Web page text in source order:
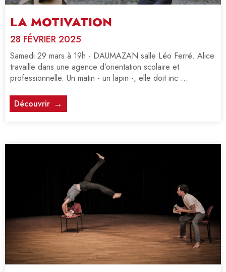
LA MOTIVATION
28 FÉVRIER 2025
Samedi 29 mars à 19h - DAUMAZAN salle Léo Ferré. Alice
travaille dans une agence d’orientation scolaire et
professionnelle. Un matin - un lapin -, elle doit inc ...
Découvrir